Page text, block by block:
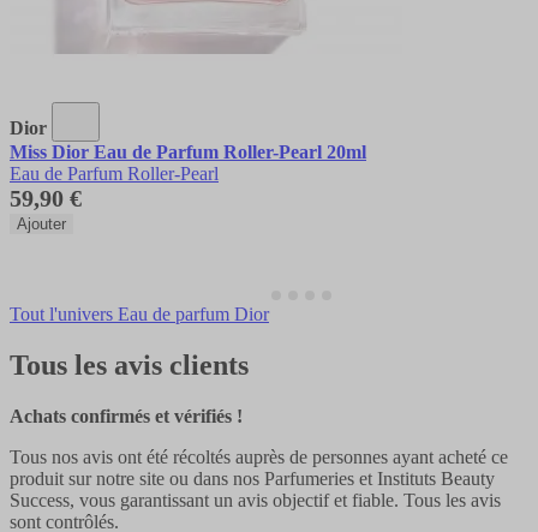
Dior
Miss Dior Eau de Parfum Roller-Pearl 20ml
Eau de Parfum Roller-Pearl
59,90 €
Ajouter
Tout l'univers Eau de parfum Dior
Tous les avis clients
Achats confirmés et vérifiés !
Tous nos avis ont été récoltés auprès de personnes ayant acheté ce
produit sur notre site ou dans nos Parfumeries et Instituts Beauty
Success, vous garantissant un avis objectif et fiable. Tous les avis
sont contrôlés.